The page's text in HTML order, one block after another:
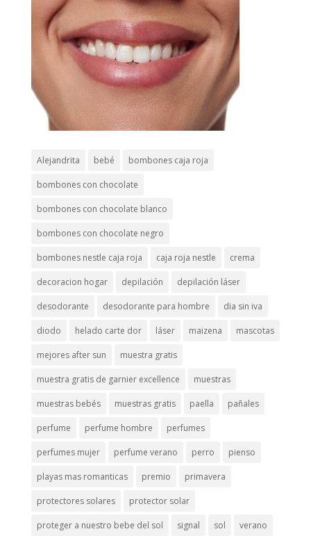
Alejandrita bebé bombones caja roja
bombones con chocolate
bombones con chocolate blanco
bombones con chocolate negro
bombones nestle caja roja caja roja nestle crema
decoracion hogar depilación depilación láser
desodorante desodorante para hombre dia sin iva
diodo helado carte dor láser maizena mascotas
mejores after sun muestra gratis
muestra gratis de garnier excellence muestras
muestras bebés muestras gratis paella pañales
perfume perfume hombre perfumes
perfumes mujer perfume verano perro pienso
playas mas romanticas premio primavera
protectores solares protector solar
proteger a nuestro bebe del sol signal sol verano